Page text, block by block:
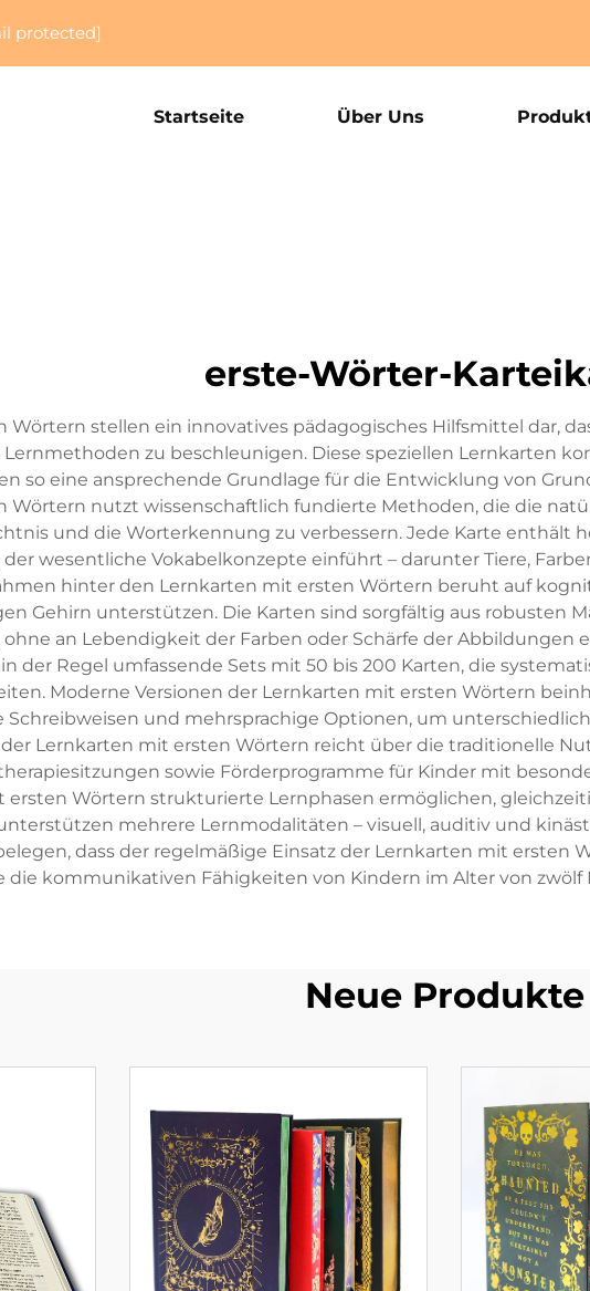
protected]
Startseite Über Uns
erste-Wörter-
Wörtern stellen ein innovatives pädagogisches Hilfsmittel dar,
Lernmethoden zu beschleunigen. Diese speziellen Lernkarten
so eine ansprechende Grundlage für die Entwicklung von
Wörtern nutzt wissenschaftlich fundierte Methoden, die die
und die Worterkennung zu verbessern. Jede Karte
wesentliche Vokabelkonzepte einführt – darunter Tiere,
hinter den Lernkarten mit ersten Wörtern beruht auf
Gehirn unterstützen. Die Karten sind sorgfältig aus robusten
an Lebendigkeit der Farben oder Schärfe der
der Regel umfassende Sets mit 50 bis 200 Karten, die
Moderne Versionen der Lernkarten mit ersten Wörtern
Schreibweisen und mehrsprachige Optionen, um
Lernkarten mit ersten Wörtern reicht über die traditionelle
sowie Förderprogramme für Kinder mit
ersten Wörtern strukturierte Lernphasen ermöglichen,
mehrere Lernmodalitäten – visuell, auditiv und
dass der regelmäßige Einsatz der Lernkarten mit ersten
die kommunikativen Fähigkeiten von Kindern im Alter von
Neue Produkte